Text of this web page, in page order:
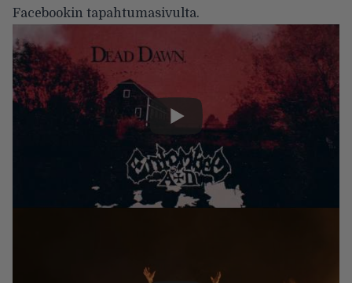
Facebookin tapahtumasivulta.